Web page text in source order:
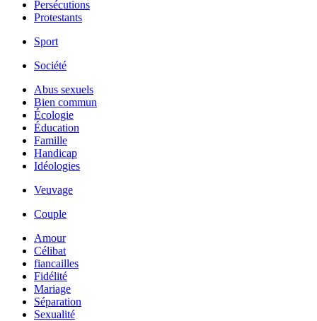
Persécutions
Protestants
Sport
Société
Abus sexuels
Bien commun
Écologie
Éducation
Famille
Handicap
Idéologies
Veuvage
Couple
Amour
Célibat
fiancailles
Fidélité
Mariage
Séparation
Sexualité